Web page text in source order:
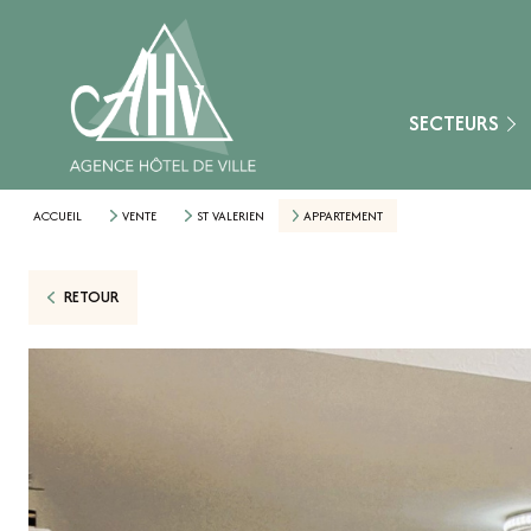
SECTEURS
Nangis
Secteur Yonne (89)
ACCUEIL VENTE ST VALERIEN APPARTEMENT
RETOUR